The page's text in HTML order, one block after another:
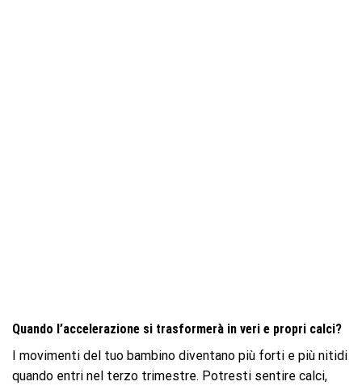
Quando l’accelerazione si trasformerà in veri e propri calci?
I movimenti del tuo bambino diventano più forti e più nitidi
quando entri nel terzo trimestre. Potresti sentire calci,